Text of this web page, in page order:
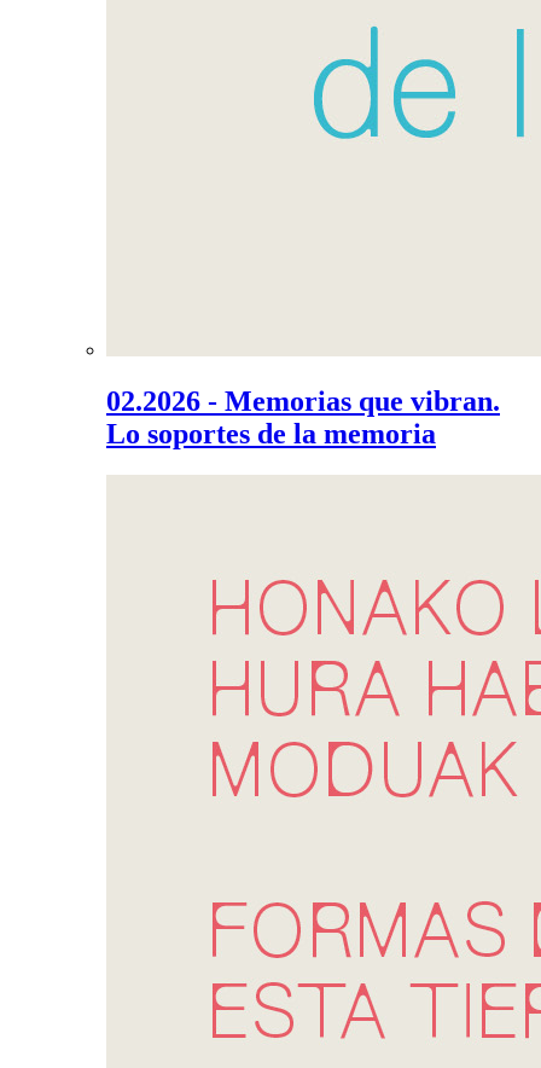
02.2026 - Memorias que vibran.
Lo soportes de la memoria